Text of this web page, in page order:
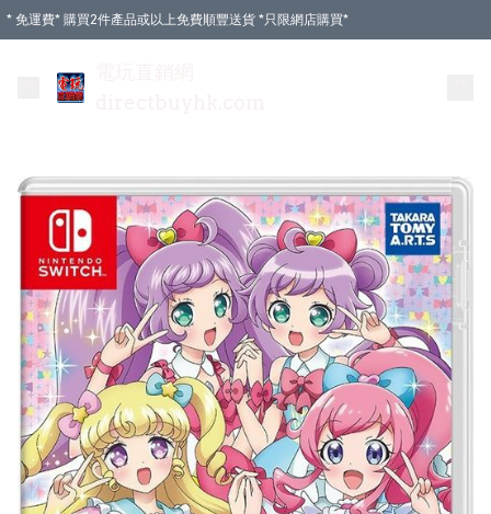
* 免運費* 購買2件產品或以上免費順豐送貨 *只限網店購買*